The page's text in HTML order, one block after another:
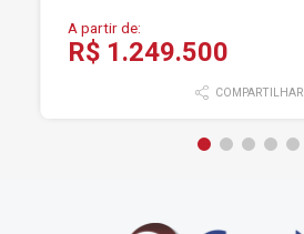
A partir de:
R$ 1.249.500
COMPARTILHAR